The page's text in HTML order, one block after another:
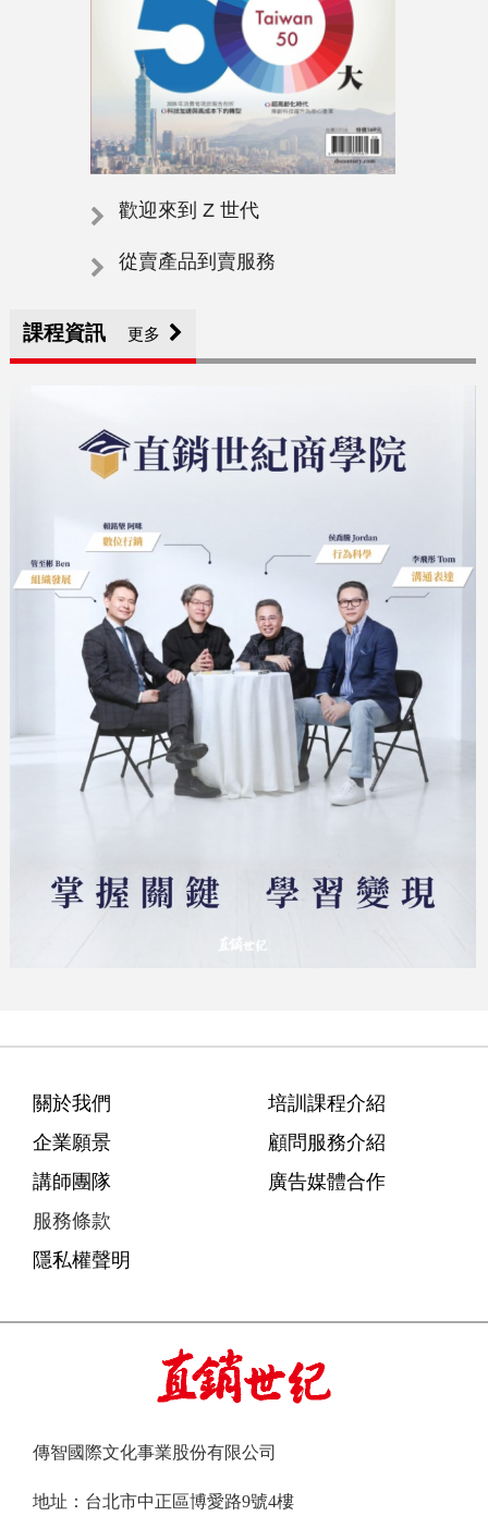
歡迎來到 Z 世代
從賣產品到賣服務
課程資訊 更多
關於我們
企業願景
講師團隊
服務條款
隱私權聲明
培訓課程介紹
顧問服務介紹
廣告媒體合作
傳智國際文化事業股份有限公司
地址：台北市中正區博愛路9號4樓